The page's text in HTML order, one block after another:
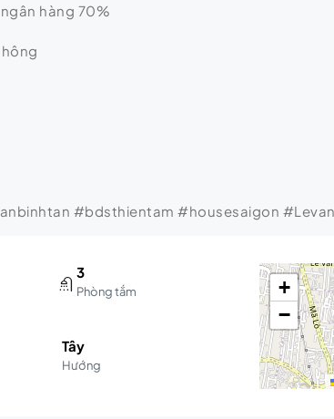
hàng 70%
#bdsthientam #housesaigon
3
Phòng tắm
Tây
Hướng
+
−